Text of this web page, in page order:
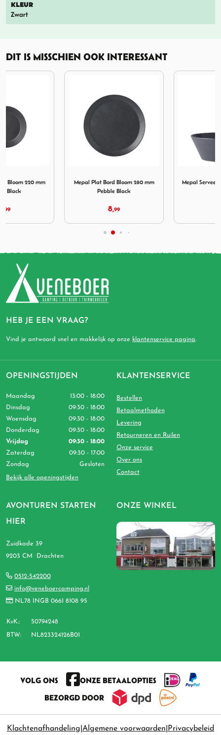
KLEUR
Zwart
DIT IS MISSCHIEN OOK INTERESSANT
Mepal Plat Bord Bloom 280 mm
Mepal Serveerschaal 1.5 L Pebble
HEB JE EEN VRAAG?
Vind je antwoord snel en makkelijk op onze klantenservice pagina.
AVONTUREN STARTEN
HIER
Zuidkade 39
9203 CM Drachten
0512-542200
info@veneboercamping.nl
NL78 INGB 0661 8108 95
KvK.: 50794248
BTW: NL823324126B01
OPENINGSTIJDEN
Maandag
13:00 - 18:00
Dinsdag
09:30 - 18:00
Woensdag
09:30 - 18:00
Donderdag
09:30 - 18:00
Vrijdag
09:30 - 18:00
Zaterdag
09:30 - 17:00
Zondag
Gesloten
Bekijk alle openingstijden
KLANTENSERVICE
Bestellen
Betaalmethoden
Levering
Retourneren en Ruilen
Onze service
Over ons
Contact
ONZE WINKEL
VOLG ONS
ONZE BETAALOPTIES
BEZORGD DOOR
Klachtenafhandeling Algemene voorwaarden Privacybeleid